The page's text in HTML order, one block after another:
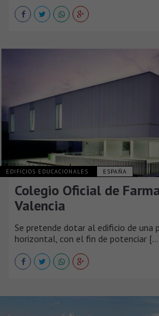
EDIFICIOS EDUCACIONALES ESPAÑA
Colegio Oficial de
Valencia
Se pretende dotar al edificio de una
horizontal, con el fin de potenciar